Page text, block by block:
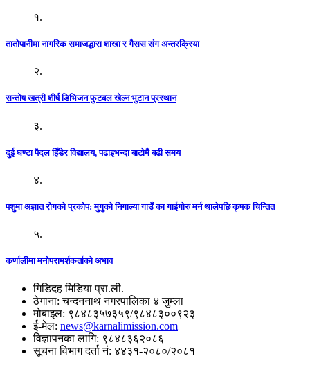
१.
तातोपानीमा नागरिक समाजद्धारा शाखा र गैसस संग अन्तरक्रिया
२.
सन्तोष खत्री शीर्ष डिभिजन फुटबल खेल्न भुटान प्रस्थान
३.
दुई घण्टा पैदल हिँडेर विद्यालय, पढाइभन्दा बाटोमै बढी समय
४.
पशुमा अज्ञात रोगको प्रकोप: मुगुको निगाल्या गाउँ का गाईगोरु मर्न थालेपछि कृषक चिन्तित
५.
कर्णालीमा मनोपरामर्शकर्ताको अभाव
गिडिदह मिडिया प्रा.ली.
ठेगाना: चन्दननाथ नगरपालिका ४ जुम्ला
मोबाइल: ९८४८३५७३५९/९८४८३००९२३
ई-मेल: news@karnalimission.com
विज्ञापनका लागि: ९८४८३६२०८६
सूचना विभाग दर्ता नं: ४४३१-२०८०/२०८१